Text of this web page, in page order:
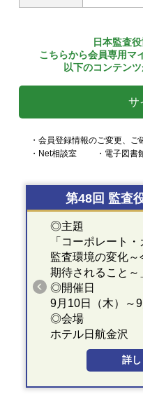
日本監査
こちらから会員専用マ
以下のコンテン
サ
・会員登録情報のご変更、ご
・Net相談室
・電子図書
第48回 監査
◎主題
「コーポレート
監査環境の変化
期待されること～
◎開催日
9月10日（木）～9
◎会場
ホテル日航金沢
詳